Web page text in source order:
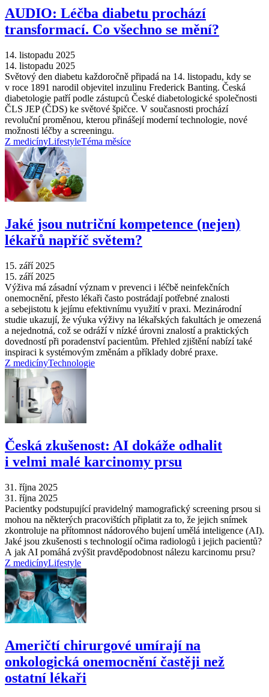
AUDIO: Léčba diabetu prochází
transformací. Co všechno se mění?
14. listopadu 2025
14. listopadu 2025
Světový den diabetu každoročně připadá na 14. listopadu, kdy se
v roce 1891 narodil objevitel inzulinu Frederick Banting. Česká
diabetologie patří podle zástupců České diabetologické společnosti
ČLS JEP (ČDS) ke světové špičce. V současnosti prochází
revoluční proměnou, kterou přinášejí moderní technologie, nové
možnosti léčby a screeningu.
Z medicínyLifestyleTéma měsíce
Jaké jsou nutriční kompetence (nejen)
lékařů napříč světem?
15. září 2025
15. září 2025
Výživa má zásadní význam v prevenci i léčbě neinfekčních
onemocnění, přesto lékaři často postrádají potřebné znalosti
a sebejistotu k jejímu efektivnímu využití v praxi. Mezinárodní
studie ukazují, že výuka výživy na lékařských fakultách je omezená
a nejednotná, což se odráží v nízké úrovni znalostí a praktických
dovedností při poradenství pacientům. Přehled zjištění nabízí také
inspiraci k systémovým změnám a příklady dobré praxe.
Z medicínyTechnologie
Česká zkušenost: AI dokáže odhalit
i velmi malé karcinomy prsu
31. října 2025
31. října 2025
Pacientky podstupující pravidelný mamografický screening prsou si
mohou na některých pracovištích připlatit za to, že jejich snímek
zkontroluje na přítomnost nádorového bujení umělá inteligence (AI).
Jaké jsou zkušenosti s technologií očima radiologů i jejich pacientů?
A jak AI pomáhá zvýšit pravděpodobnost nálezu karcinomu prsu?
Z medicínyLifestyle
Američtí chirurgové umírají na
onkologická onemocnění častěji než
ostatní lékaři